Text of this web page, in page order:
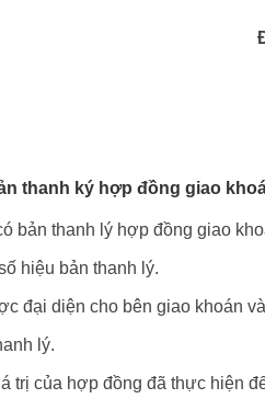
thanh ký hợp đồng giao
bản thanh lý hợp đồng giao
hiệu bản thanh lý.
đại diện cho bên giao khoán
lý.
trị của hợp đồng đã thực hiện